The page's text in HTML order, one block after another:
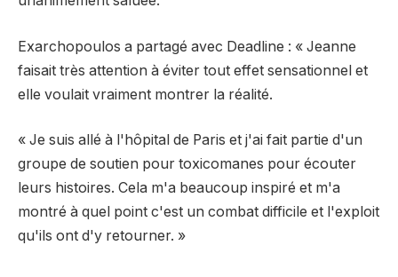
Exarchopoulos a partagé avec Deadline : « Jeanne
faisait très attention à éviter tout effet sensationnel et
elle voulait vraiment montrer la réalité.
« Je suis allé à l'hôpital de Paris et j'ai fait partie d'un
groupe de soutien pour toxicomanes pour écouter
leurs histoires. Cela m'a beaucoup inspiré et m'a
montré à quel point c'est un combat difficile et l'exploit
qu'ils ont d'y retourner. »